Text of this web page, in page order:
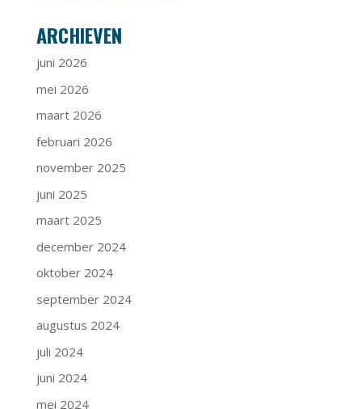
ARCHIEVEN
juni 2026
mei 2026
maart 2026
februari 2026
november 2025
juni 2025
maart 2025
december 2024
oktober 2024
september 2024
augustus 2024
juli 2024
juni 2024
mei 2024